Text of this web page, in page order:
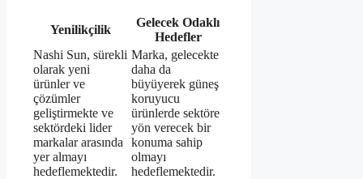
Yenilikçilik
Gelecek Odaklı
Hedefler
Nashi Sun, sürekli
olarak yeni
ürünler ve
çözümler
geliştirmekte ve
sektördeki lider
markalar arasında
yer almayı
hedeflemektedir.
Marka, gelecekte
daha da
büyüyerek güneş
koruyucu
ürünlerde sektöre
yön verecek bir
konuma sahip
olmayı
hedeflemektedir.